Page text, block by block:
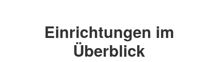
Einrichtungen im
Überblick